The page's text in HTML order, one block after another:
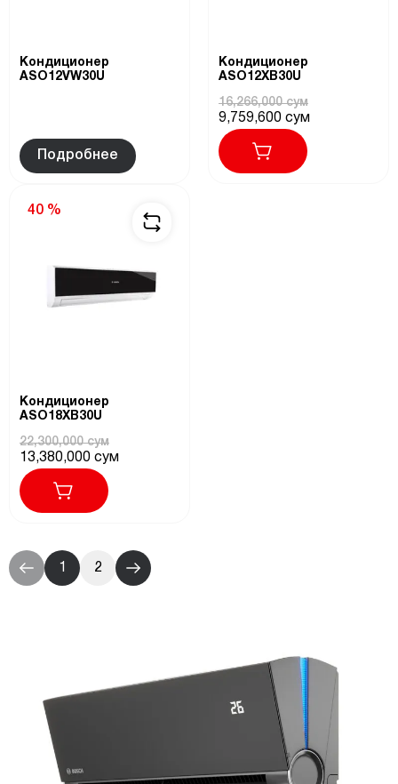
Кондиционер
ASO12VW30U
Подробнее
Кондиционер
ASO12XB30U
16,266,000 сум
9,759,600 сум
40 %
Кондиционер
ASO18XB30U
22,300,000 сум
13,380,000 сум
1 2